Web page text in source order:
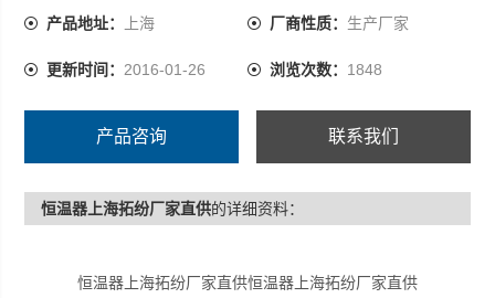
反应容器内的搅拌子一起，使试料的温度保持均匀*。4.可
管，传感器等其它配套装置的放置固定。
产品地址： 上海 厂商性质： 生产厂家
更新时间： 2016-01-26 浏览次数： 1848
产品咨询 联系我们
恒温器上海拓纷厂家直供的详细资料：
恒温器上海拓纷厂家直供恒温器上海拓纷厂家直供